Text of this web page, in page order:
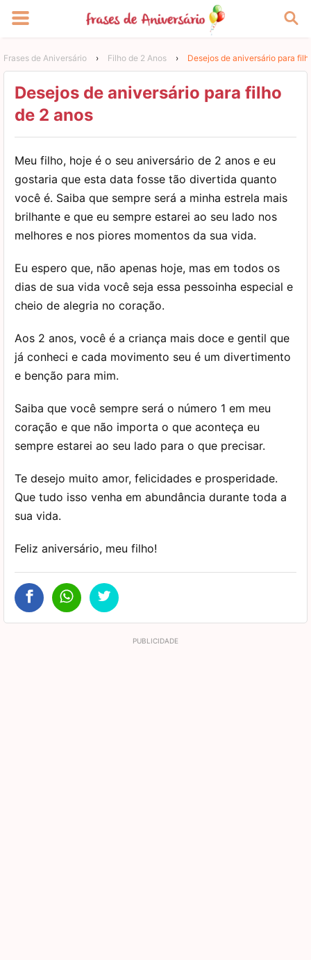
Frases de Aniversário › Filho de 2 Anos › Desejos de aniversário para
Desejos de aniversário para filho
de 2 anos
Meu filho, hoje é o seu aniversário de 2 anos e eu
gostaria que esta data fosse tão divertida quanto
você é. Saiba que sempre será a minha estrela mais
brilhante e que eu sempre estarei ao seu lado nos
melhores e nos piores momentos da sua vida.
Eu espero que, não apenas hoje, mas em todos os
dias de sua vida você seja essa pessoinha especial e
cheio de alegria no coração.
Aos 2 anos, você é a criança mais doce e gentil que
já conheci e cada movimento seu é um divertimento
e benção para mim.
Saiba que você sempre será o número 1 em meu
coração e que não importa o que aconteça eu
sempre estarei ao seu lado para o que precisar.
Te desejo muito amor, felicidades e prosperidade.
Que tudo isso venha em abundância durante toda a
sua vida.
Feliz aniversário, meu filho!